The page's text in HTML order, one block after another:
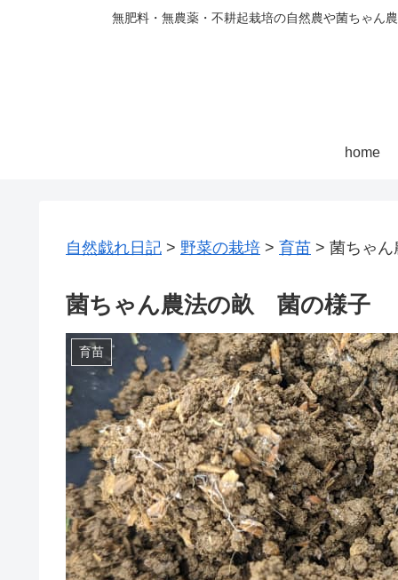
無肥料・無農薬・不耕起栽培の自然農や菌ちゃん
home
自然戯れ日記 > 野菜の栽培 > 育苗 > 菌ちゃ
菌ちゃん農法の畝 菌の様子
育苗